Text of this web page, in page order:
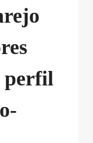
perfil